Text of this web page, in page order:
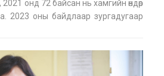
онд 72 байсан нь хамгийн өндөр
2023 оны байдлаар зургадугаар